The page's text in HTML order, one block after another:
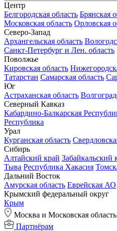
Центр
Белгородская область Брянская
Московская область Орловская
Северо-Запад
Архангельская область
Санкт-Петербург и Лен. область
Поволжье
Кировская область
Татарстан Самарская область
Юг
Астраханская область
Северный Кавказ
Кабардино-Балкарская
Республика
Урал
Курганская область
Сибирь
Алтайский край Забайкальский
Тыва Республика Хакасия
Дальний Восток
Амурская область Еврейская АО
Крымский федеральный округ
Крым
Москва и Московская область
Партнёрам